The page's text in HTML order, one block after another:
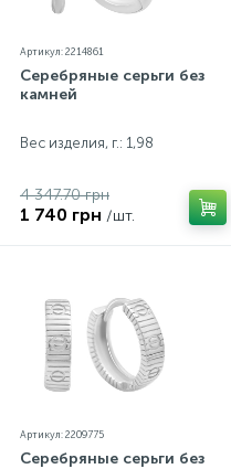
Артикул: 2214861
Серебряные серьги без
камней
Вес изделия, г.: 1,98
4 347.70 грн
1 740 грн /шт.
Артикул: 2209775
Серебряные серьги без